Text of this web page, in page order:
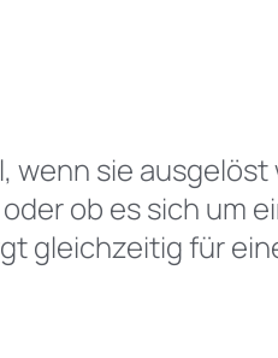
wenn sie
ob es sich um
gleichzeitig für